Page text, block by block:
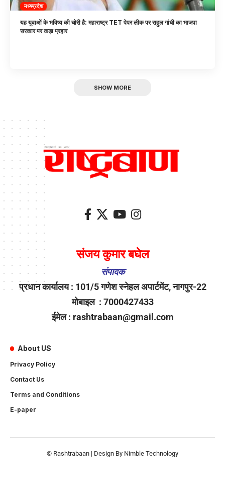
मध्यप्रदेश
यह युवाओं के भविष्य की चोरी है: महाराष्ट्र TET पेपर लीक पर राहुल गांधी का भाजपा
सरकार पर कड़ा प्रहार
SHOW MORE
संजय कुमार बघेल
संपादक
प्रधान कार्यालय : 101/5 गणेश स्नेहल अपार्टमेंट, नागपुर-22
मोबाइल : 7000427433
ईमेल : rashtrabaan@gmail.com
About US
Privacy Policy
Contact Us
Terms and Conditions
E-paper
© Rashtrabaan | Design By Nimble Technology